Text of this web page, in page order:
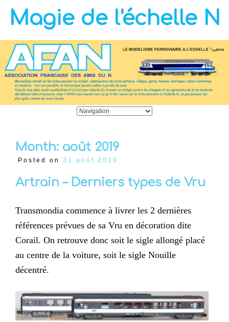
Magie de l'échelle N
Month: août 2019
Posted on 31 août 2019
Artrain – Derniers types de Vru
Transmondia commence à livrer les 2 dernières
références prévues de sa Vru en décoration dite
Corail. On retrouve donc soit le sigle allongé placé
au centre de la voiture, soit le sigle Nouille
décentré.